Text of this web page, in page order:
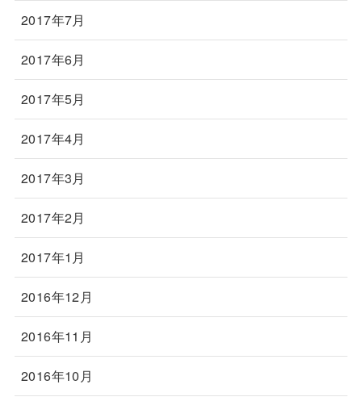
2017年7月
2017年6月
2017年5月
2017年4月
2017年3月
2017年2月
2017年1月
2016年12月
2016年11月
2016年10月